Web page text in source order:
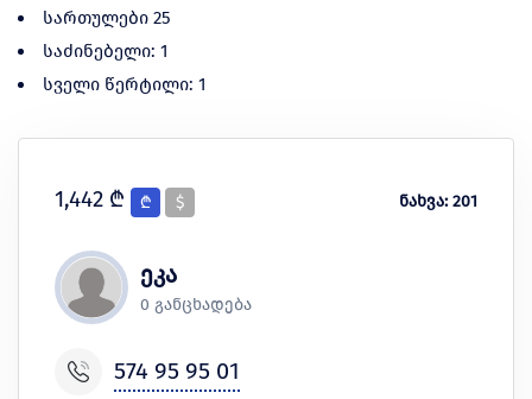
სართულები 25
საძინებელი: 1
სველი წერტილი: 1
1,442 ₾ ₾ $ ნახვა: 201
ეკა
0 განცხადება
574 95 95 01